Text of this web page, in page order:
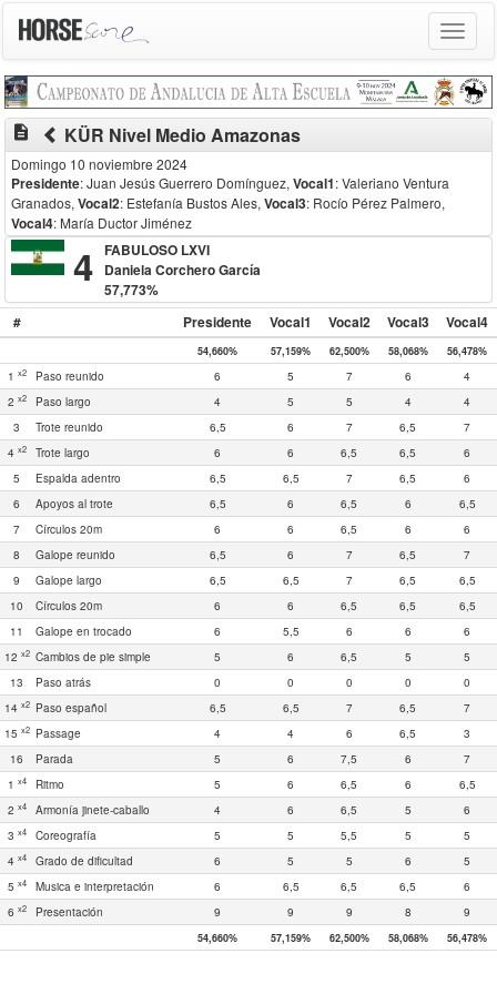
Toggle
description KÜR Nivel Medio Amazonas
Domingo 10 noviembre 2024
Presidente: Juan Jesús Guerrero Domínguez, Vocal1: Valeriano Ventura
Granados, Vocal2: Estefanía Bustos Ales, Vocal3: Rocío Pérez Palmero,
Vocal4: María Ductor Jiménez
4 FABULOSO LXVI
Daniela Corchero García
57,773%
#
Presidente Vocal1 Vocal2 Vocal3 Vocal4
54,660% 57,159% 62,500% 58,068% 56,478%
1 x2 Paso reunido 6 5 7 6
4
2 x2 Paso largo 4 5 5 4
4
3
Trote reunido 6,5 6 7 6,5
7
4 x2 Trote largo 6 6 6,5 6,5
6
5
Espalda adentro 6,5 6,5 7 6,5
6
6
Apoyos al trote 6,5 6 6,5 6
6,5
7
Círculos 20m 6 6 6,5 6
6
8
Galope reunido 6,5 6 7 6,5
7
9
Galope largo 6,5 6,5 7 6,5
6,5
10
Círculos 20m 6 6 6,5 6,5
6,5
11
Galope en trocado 6 5,5 6 6
6
12 x2 Cambios de pie simple 5 6 6,5 5
5
13
Paso atrás 0 0 0 0
0
14 x2 Paso español 6,5 6,5 7 6,5
7
15 x2 Passage 4 4 6 6,5
3
16
Parada 5 6 7,5 6
7
1 x4 Ritmo 5 6 6,5 6
6,5
2 x4 Armonía jinete-caballo 4 6 6,5 5
6
3 x4 Coreografía 5 5 5,5 5
5
4 x4 Grado de dificultad 6 5 5 6
5
5 x4 Musica e interpretación 6 6,5 6,5 6,5
6
6 x2 Presentación 9 9 9 8 9
54,660% 57,159% 62,500% 58,068% 56,478%